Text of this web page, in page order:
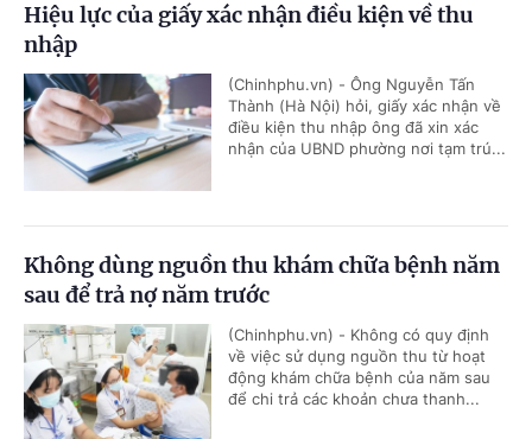
Hiệu lực của giấy xác nhận điều kiện về thu
nhập
(Chinhphu.vn) - Ông Nguyễn Tấn
Thành (Hà Nội) hỏi, giấy xác nhận về
điều kiện thu nhập ông đã xin xác
nhận của UBND phường nơi tạm trú...
Không dùng nguồn thu khám chữa bệnh năm
sau để trả nợ năm trước
(Chinhphu.vn) - Không có quy định
về việc sử dụng nguồn thu từ hoạt
động khám chữa bệnh của năm sau
để chi trả các khoản chưa thanh...